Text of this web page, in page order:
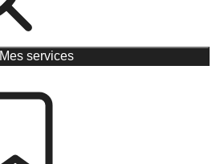
Mes services